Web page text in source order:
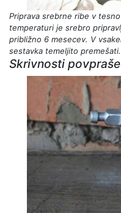
Priprava srebrne ribe v
temperaturi je srebro
približno 6 mesecev. V
sestavka temeljito premešati.
Skrivnosti